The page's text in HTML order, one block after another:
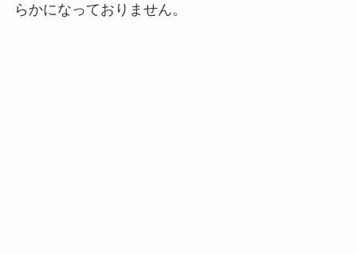
らかになっておりません。